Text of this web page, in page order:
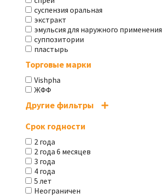
суспензия оральная
экстракт
эмульсия для наружного применения
суппозитории
пластырь
Торговые марки
Vishpha
ЖФФ
Другие фильтры
Срок годности
2 года
2 года 6 месяцев
3 года
4 года
5 лет
Неограничен